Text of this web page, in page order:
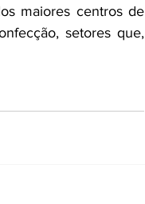
maiores centros de
setores que,